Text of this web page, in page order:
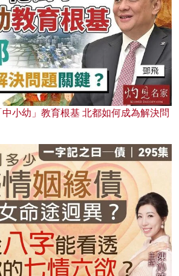
小幼」教育根基 北都如何成為解決問